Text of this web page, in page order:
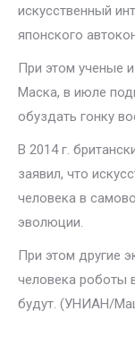
искусственный
японского
При этом ученые
Маска, в июле
обуздать гонку
В 2014 г.
заявил, что
человека в
эволюции.
При этом другие
человека роботы
будут. (УНИАН/